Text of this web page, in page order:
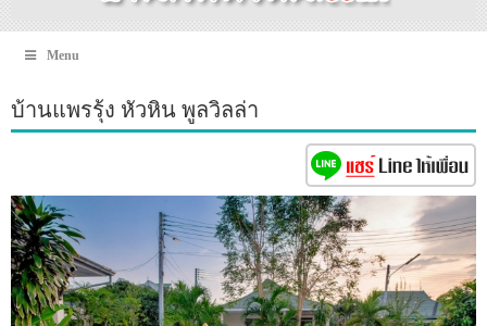
Menu
บ้านแพรรุ้ง หัวหิน พูลวิลล่า